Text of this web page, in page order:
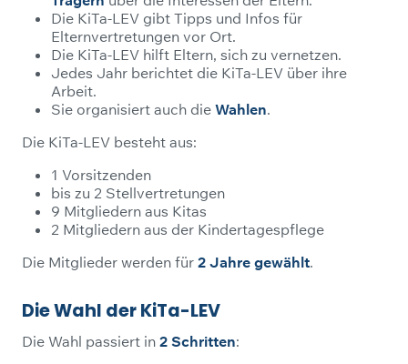
Die KiTa-LEV gibt Tipps und Infos für
Elternvertretungen vor Ort.
Die KiTa-LEV hilft Eltern, sich zu vernetzen.
Jedes Jahr berichtet die KiTa-LEV über ihre
Arbeit.
Sie organisiert auch die Wahlen.
Die KiTa-LEV besteht aus:
1 Vorsitzenden
bis zu 2 Stellvertretungen
9 Mitgliedern aus Kitas
2 Mitgliedern aus der Kindertagespflege
Die Mitglieder werden für 2 Jahre gewählt.
Die Wahl der KiTa-LEV
Die Wahl passiert in 2 Schritten: